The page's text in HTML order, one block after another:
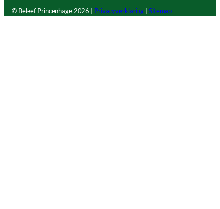
© Beleef Princenhage2026 | Privacyverklaring Sitemap